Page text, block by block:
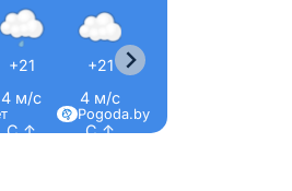
+21
4 м/с
С ↑
+21
4 м/с
С ↑
С-З ↖
Pogoda.by